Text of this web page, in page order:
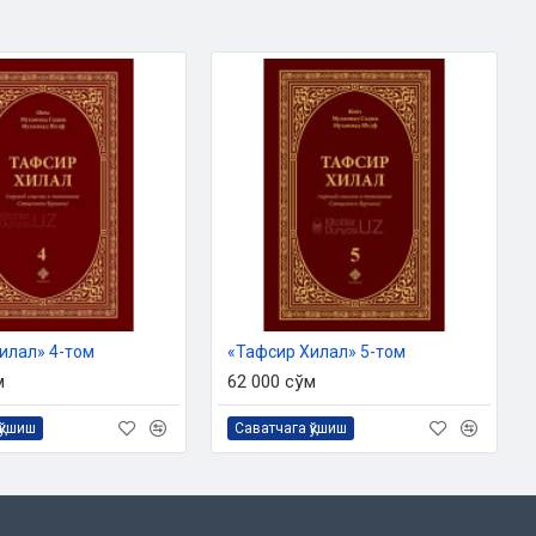
4-том «Тафсир Хилал» 5-том
62 000 сўм
Саватчага қўшиш